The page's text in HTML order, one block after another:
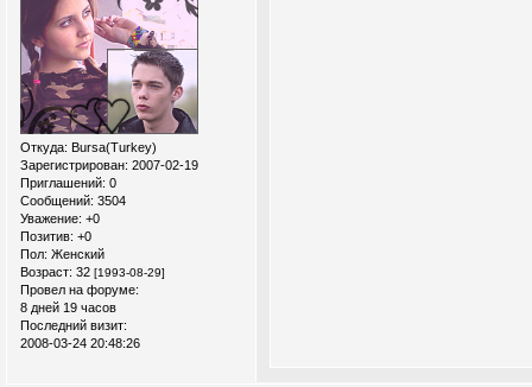
Откуда: Bursa(Turkey)
Зарегистрирован: 2007-02-19
Приглашений: 0
Сообщений: 3504
Уважение: +0
Позитив: +0
Пол: Женский
Возраст: 32 [1993-08-29]
Провел на форуме:
8 дней 19 часов
Последний визит:
2008-03-24 20:48:26